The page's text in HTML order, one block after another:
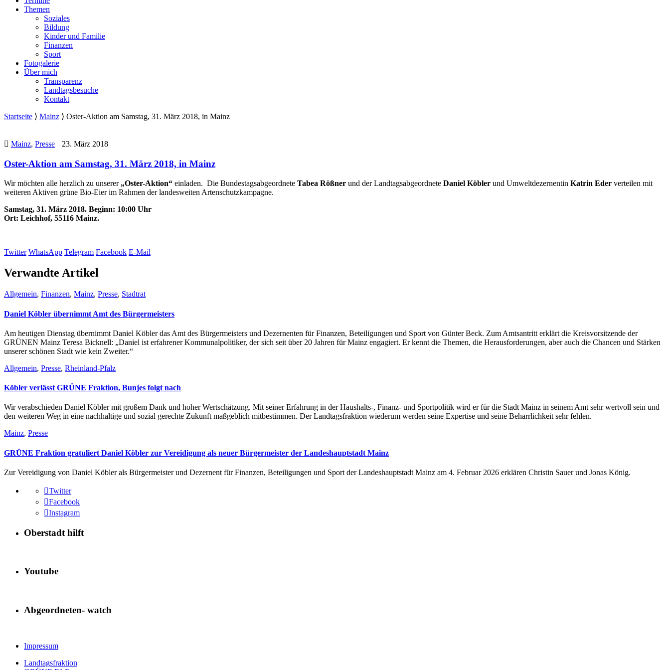
Themen
Soziales
Bildung
Kinder und Familie
Finanzen
Sport
Fotogalerie
Über mich
Transparenz
Landtagsbesuche
Kontakt
Startseite ⟩ Mainz ⟩ Oster-Aktion am Samstag, 31. März 2018, in Mainz
Mainz, Presse 23. März 2018
Oster-Aktion am Samstag, 31. März 2018, in Mainz
Wir möchten alle herzlich zu unserer „Oster-Aktion“ einladen. Die Bundestagsabgeordnete Tabea Rößner und der Landtagsabgeordnete Daniel Köbler und Umweltdezernentin Katrin Eder verteilen mit
weiteren Aktiven grüne Bio-Eier im Rahmen der landesweiten Artenschutzkampagne.
Samstag, 31. März 2018. Beginn: 10:00 Uhr
Ort: Leichhof, 55116 Mainz.
Twitter WhatsApp Telegram Facebook E-Mail
Verwandte Artikel
Allgemein, Finanzen, Mainz, Presse, Stadtrat
Daniel Köbler übernimmt Amt des Bürgermeisters
Am heutigen Dienstag übernimmt Daniel Köbler das Amt des Bürgermeisters und Dezernenten für Finanzen, Beteiligungen und Sport von Günter Beck. Zum Amtsantritt erklärt die Kreisvorsitzende der
GRÜNEN Mainz Teresa Bicknell: „Daniel ist erfahrener Kommunalpolitiker, der sich seit über 20 Jahren für Mainz engagiert. Er kennt die Themen, die Herausforderungen, aber auch die Chancen und Stärken
unserer schönen Stadt wie kein Zweiter.“
Allgemein, Presse, Rheinland-Pfalz
Köbler verlässt GRÜNE Fraktion, Bunjes folgt nach
Wir verabschieden Daniel Köbler mit großem Dank und hoher Wertschätzung. Mit seiner Erfahrung in der Haushalts-, Finanz- und Sportpolitik wird er für die Stadt Mainz in seinem Amt sehr wertvoll sein und
den weiteren Weg in eine nachhaltige und sozial gerechte Zukunft maßgeblich mitbestimmen. Der Landtagsfraktion wiederum werden seine Expertise und seine Beharrlichkeit sehr fehlen.
Mainz, Presse
GRÜNE Fraktion gratuliert Daniel Köbler zur Vereidigung als neuer Bürgermeister der Landeshauptstadt Mainz
Zur Vereidigung von Daniel Köbler als Bürgermeister und Dezernent für Finanzen, Beteiligungen und Sport der Landeshauptstadt Mainz am 4. Februar 2026 erklären Christin Sauer und Jonas König.
Twitter
Facebook
Instagram
Oberstadt hilft
Youtube
Abgeordneten- watch
Impressum
Landtagsfraktion